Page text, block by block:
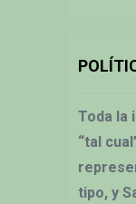
Toda la
“tal
tipo, y